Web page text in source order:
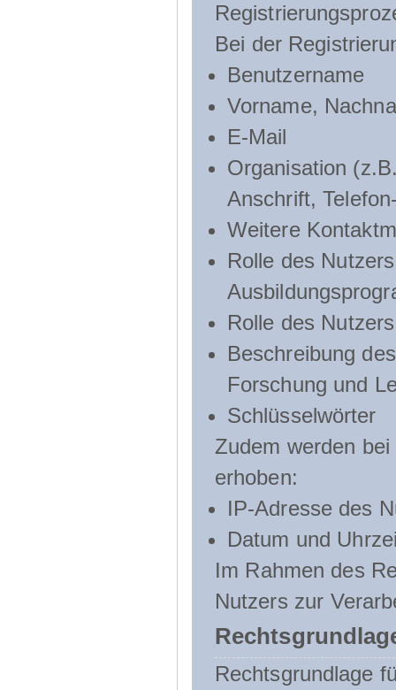
Bei der
Benutzername
Vorname,
E-Mail
Organisation
Anschrift,
Weitere
Rolle des
Rolle des
Beschreibung
Forschung und
Schlüsselwörter
Zudem werden
erhoben:
IP-Adresse des
Datum und
Im Rahmen des
Nutzers zur
Rechtsgrundlage